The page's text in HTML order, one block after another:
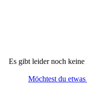
Es gibt leider noch keine
Möchtest du